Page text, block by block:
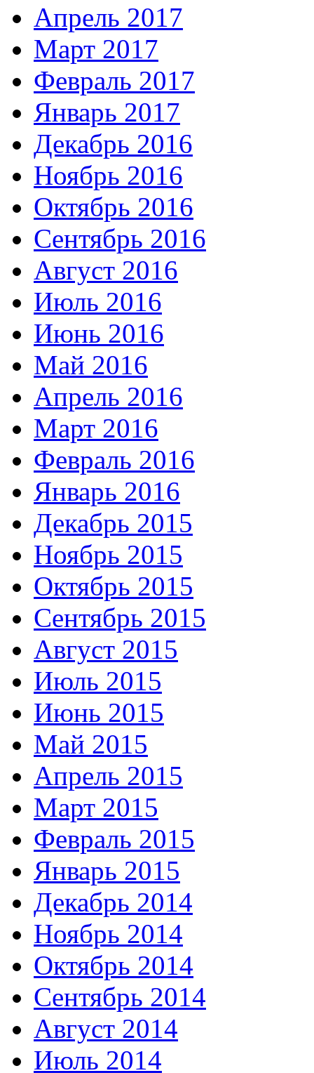
Апрель 2017
Март 2017
Февраль 2017
Январь 2017
Декабрь 2016
Ноябрь 2016
Октябрь 2016
Сентябрь 2016
Август 2016
Июль 2016
Июнь 2016
Май 2016
Апрель 2016
Март 2016
Февраль 2016
Январь 2016
Декабрь 2015
Ноябрь 2015
Октябрь 2015
Сентябрь 2015
Август 2015
Июль 2015
Июнь 2015
Май 2015
Апрель 2015
Март 2015
Февраль 2015
Январь 2015
Декабрь 2014
Ноябрь 2014
Октябрь 2014
Сентябрь 2014
Август 2014
Июль 2014